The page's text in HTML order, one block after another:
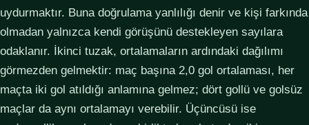
uydurmaktır. Buna doğrulama yanlılığı denir ve kişi farkında
olmadan yalnızca kendi görüşünü destekleyen sayılara
odaklanır. İkinci tuzak, ortalamaların ardındaki dağılımı
görmezden gelmektir: maç başına 2,0 gol ortalaması, her
maçta iki gol atıldığı anlamına gelmez; dört gollü ve golsüz
maçlar da aynı ortalamayı verebilir. Üçüncüsü ise